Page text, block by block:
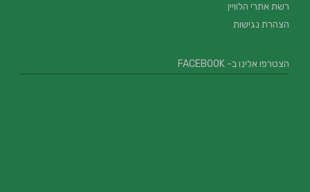
רשת אתרי הלוויין
הצהרת נגישות
הצטרפו אלינו ב- FACEBOOK